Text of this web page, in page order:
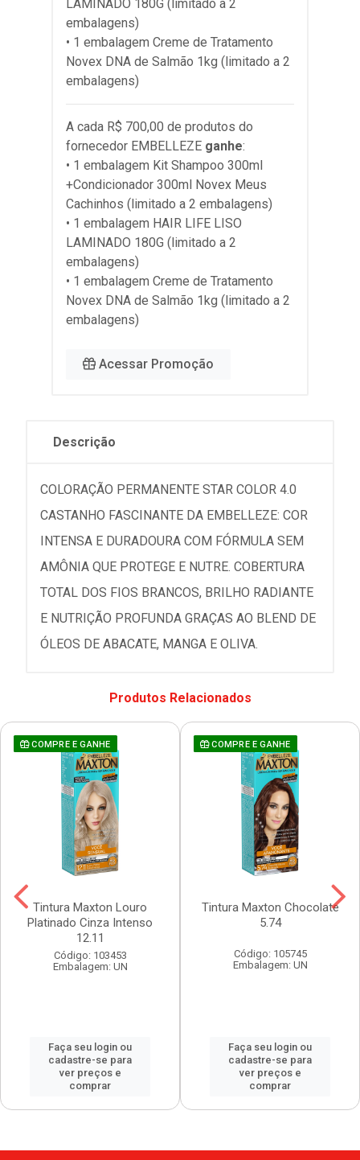
LAMINADO 180G (limitado a 2
embalagens)
• 1 embalagem Creme de Tratamento
Novex DNA de Salmão 1kg (limitado a 2
embalagens)
A cada R$ 700,00 de produtos do
fornecedor EMBELLEZE ganhe:
• 1 embalagem Kit Shampoo 300ml
+Condicionador 300ml Novex Meus
Cachinhos (limitado a 2 embalagens)
• 1 embalagem HAIR LIFE LISO
LAMINADO 180G (limitado a 2
embalagens)
• 1 embalagem Creme de Tratamento
Novex DNA de Salmão 1kg (limitado a 2
embalagens)
Acessar Promoção
Descrição
COLORAÇÃO PERMANENTE STAR COLOR 4.0
CASTANHO FASCINANTE DA EMBELLEZE: COR
INTENSA E DURADOURA COM FÓRMULA SEM
AMÔNIA QUE PROTEGE E NUTRE. COBERTURA
TOTAL DOS FIOS BRANCOS, BRILHO RADIANTE
E NUTRIÇÃO PROFUNDA GRAÇAS AO BLEND DE
ÓLEOS DE ABACATE, MANGA E OLIVA.
Produtos Relacionados
COMPRE E GANHE
Tintura Maxton Louro
Platinado Cinza Intenso
12.11
Código: 103453
Embalagem: UN
Faça seu login ou
cadastre-se para
ver preços e
comprar
COMPRE E GANHE
Tintura Maxton Chocolate
5.74
Código: 105745
Embalagem: UN
Faça seu login ou
cadastre-se para
ver preços e
comprar